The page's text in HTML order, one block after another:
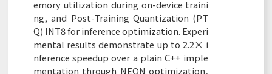
emory utilization during on-device traini
ng, and Post-Training Quantization (PT
Q) INT8 for inference optimization. Experi
mental results demonstrate up to 2.2× i
nference speedup over a plain C++ imple
mentation through NEON optimization,